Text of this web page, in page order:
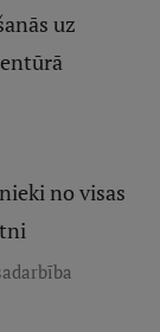
uz
no visas